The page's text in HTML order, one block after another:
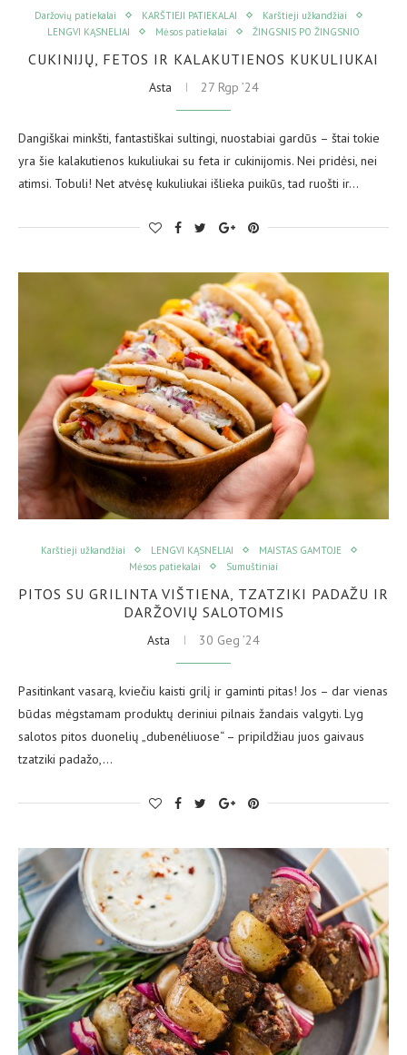
Daržovių patiekalai KARŠTIEJI PATIEKALAI
Karštieji užkandžiai
LENGVI KĄSNELIAI
Mėsos patiekalai ŽINGSNIS PO ŽINGSNIO
CUKINIJŲ, FETOS IR KALAKUTIENOS KUKULIUKAI
Asta 27 Rgp ’24
Dangiškai minkšti, fantastiškai sultingi, nuostabiai gardūs – štai tokie
yra šie kalakutienos kukuliukai su feta ir cukinijomis. Nei pridėsi, nei
atimsi. Tobuli! Net atvėsę kukuliukai išlieka puikūs, tad ruošti ir…
Karštieji užkandžiai LENGVI KĄSNELIAI
MAISTAS GAMTOJE
Mėsos patiekalai
Sumuštiniai
PITOS SU GRILINTA VIŠTIENA, TZATZIKI PADAŽU IR
DARŽOVIŲ SALOTOMIS
Asta 30 Geg ’24
Pasitinkant vasarą, kviečiu kaisti grilį ir gaminti pitas! Jos – dar vienas
būdas mėgstamam produktų deriniui pilnais žandais valgyti. Lyg
salotos pitos duonelių „dubenėliuose“ – pripildžiau juos gaivaus
tzatziki padažo,…